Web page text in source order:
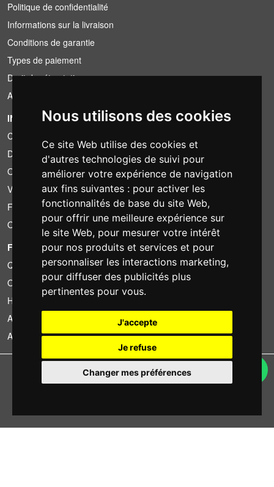
Nous utilisons des cookies
Ce site Web utilise des cookies et
d'autres technologies de suivi pour
améliorer votre expérience de navigation
aux fins suivantes : pour activer les
fonctionnalités de base du site Web,
pour offrir une meilleure expérience sur
le site Web, pour mesurer votre intérêt
pour nos produits et services et pour
personnaliser les interactions marketing,
pour diffuser des publicités plus
pertinentes pour vous.
J'accepte
Je refuse
Changer mes préférences
Politique de confidentialité
Informations sur la livraison
Conditions de garantie
Types de paiement
Droit de rétractation
Application de la TVA
INFORMATION
Conditions de location
Devis
Offre groupée
Vous avez trouvé moins cher?
Financement
Occasion
FOTOCOLOMBO.IT
Qui sommes-nous
Où nous trouver
Horaires d'ouverture
Avis sur Trovaprezzi
Avis sur Google
Copyright © Fotocolombo Srl - Viale Verdi 95 - 23807 Merate (LC) - P. Iva
03298370135 - SDI: M5UXCR1